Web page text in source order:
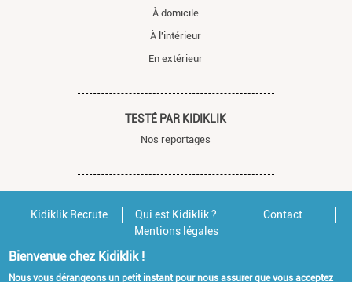
À domicile
À l'intérieur
En extérieur
TESTÉ PAR KIDIKLIK
Nos reportages
Kidiklik Recrute Qui est Kidiklik ?
Contact
Mentions légales
Bienvenue chez Kidiklik !
Nous vous dérangeons un petit instant pour nous assurer que vous acceptez